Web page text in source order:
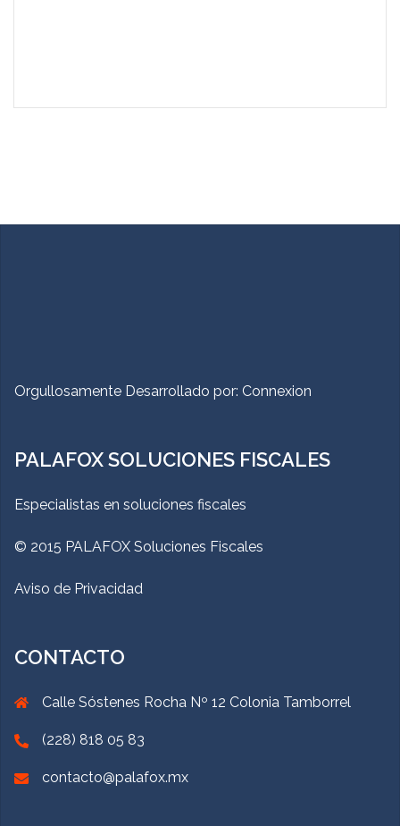
Orgullosamente Desarrollado por: Connexion
PALAFOX SOLUCIONES FISCALES
Especialistas en soluciones fiscales
© 2015 PALAFOX Soluciones Fiscales
Aviso de Privacidad
CONTACTO
Calle Sóstenes Rocha Nº 12 Colonia Tamborrel
(228) 818 05 83
contacto@palafox.mx